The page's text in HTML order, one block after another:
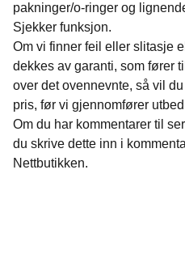
pakninger/o-ringer og
Sjekker funksjon.
Om vi finner feil eller slitasje
dekkes av garanti, som fører
over det ovennevnte, så vil
pris, før vi gjennomfører
Om du har kommentarer til
du skrive dette inn i
Nettbutikken.